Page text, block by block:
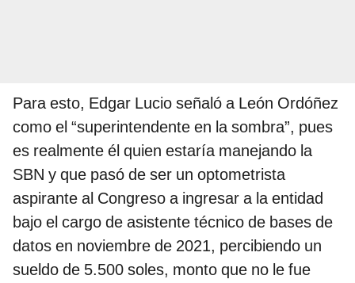
Para esto, Edgar Lucio señaló a León Ordóñez
como el “superintendente en la sombra”, pues
es realmente él quien estaría manejando la
SBN y que pasó de ser un optometrista
aspirante al Congreso a ingresar a la entidad
bajo el cargo de asistente técnico de bases de
datos en noviembre de 2021, percibiendo un
sueldo de 5.500 soles, monto que no le fue